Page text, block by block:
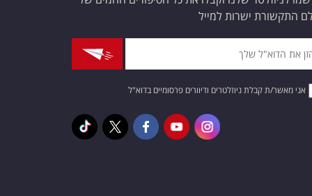
התקשורת ישרות למייל
אני מאשר/ת קבלת ניוזלטרים ודיוורים פרסומיים בדוא"ל